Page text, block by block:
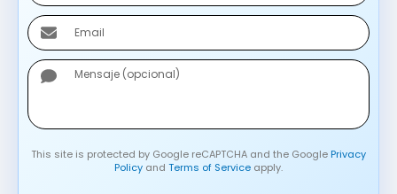
E
A
T
A
P
E
M
A
M
S
This site is protected by Google reCAPTCHA and the Google Privacy
Policy and Terms of Service apply.